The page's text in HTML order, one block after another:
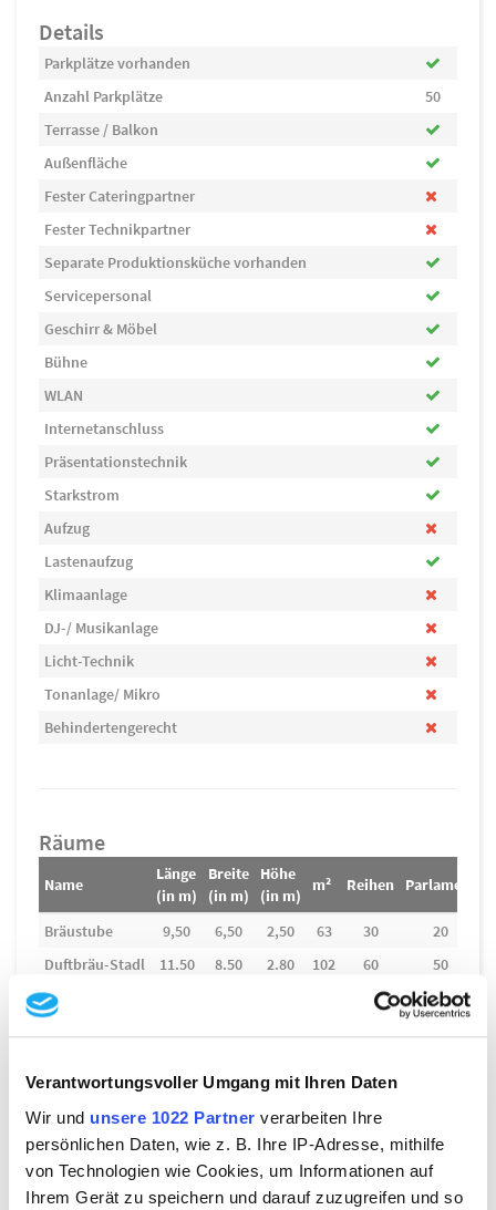
Verantwortungsvoller Umgang mit Ihren Daten
Wir und unsere 1022 Partner verarbeiten Ihre
persönlichen Daten, wie z. B. Ihre IP-Adresse, mithilfe
von Technologien wie Cookies, um Informationen auf
Ihrem Gerät zu speichern und darauf zuzugreifen und so
Details
Parkplätze vorhanden
Anzahl Parkplätze
50
Terrasse / Balkon
Außenfläche
Fester Cateringpartner
Fester Technikpartner
Separate Produktionsküche vorhanden
Servicepersonal
Geschirr & Möbel
Bühne
WLAN
Internetanschluss
Präsentationstechnik
Starkstrom
Aufzug
Lastenaufzug
Klimaanlage
DJ-/ Musikanlage
Licht-Technik
Tonanlage/ Mikro
Behindertengerecht
Räume
Name
Länge
(in m)
Breite
(in m)
Höhe
(in m)
m² Reihen Parlament
Bräustube 9,50 6,50 2,50 63 30
20
Duftbräu-Stadl
11.50 8.50 2.80 102 60
50
Pavillon
-
Downloads